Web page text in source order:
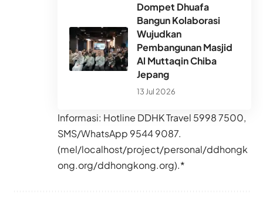
Dompet Dhuafa
Bangun Kolaborasi
Wujudkan
Pembangunan Masjid
Al Muttaqin Chiba
Jepang
13 Jul 2026
Informasi: Hotline DDHK Travel 5998 7500,
SMS/WhatsApp 9544 9087.
(mel/localhost/project/personal/ddhongk
ong.org/ddhongkong.org).*